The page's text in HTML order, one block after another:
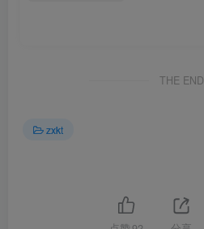
THE END
zxkt